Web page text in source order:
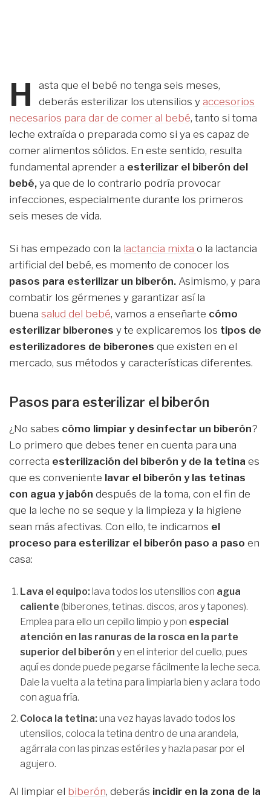
H
asta que el bebé no tenga seis meses,
deberás esterilizar los utensilios y accesorios
necesarios para dar de comer al bebé, tanto si toma
leche extraída o preparada como si ya es capaz de
comer alimentos sólidos. En este sentido, resulta
fundamental aprender a esterilizar el biberón del
bebé, ya que de lo contrario podría provocar
infecciones, especialmente durante los primeros
seis meses de vida.
Si has empezado con la lactancia mixta o la lactancia
artificial del bebé, es momento de conocer los
pasos para esterilizar un biberón. Asimismo, y para
combatir los gérmenes y garantizar así la
buena salud del bebé, vamos a enseñarte cómo
esterilizar biberones y te explicaremos los tipos de
esterilizadores de biberones que existen en el
mercado, sus métodos y características diferentes.
Pasos para esterilizar el biberón
¿No sabes cómo limpiar y desinfectar un biberón?
Lo primero que debes tener en cuenta para una
correcta esterilización del biberón y de la tetina es
que es conveniente lavar el biberón y las tetinas
con agua y jabón después de la toma, con el fin de
que la leche no se seque y la limpieza y la higiene
sean más afectivas. Con ello, te indicamos el
proceso para esterilizar el biberón paso a paso en
casa:
Lava el equipo: lava todos los utensilios con agua
caliente (biberones, tetinas. discos, aros y tapones).
Emplea para ello un cepillo limpio y pon especial
atención en las ranuras de la rosca en la parte
superior del biberón y en el interior del cuello, pues
aquí es donde puede pegarse fácilmente la leche seca.
Dale la vuelta a la tetina para limpiarla bien y aclara todo
con agua fría.
Coloca la tetina: una vez hayas lavado todos los
utensilios, coloca la tetina dentro de una arandela,
agárrala con las pinzas estériles y hazla pasar por el
agujero.
Al limpiar el biberón, deberás incidir en la zona de la